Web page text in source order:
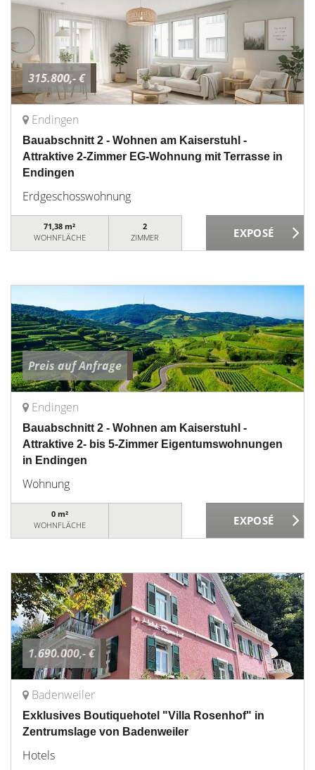
315.800,- €
Endingen
Bauabschnitt 2 - Wohnen am Kaiserstuhl -
Attraktive 2-Zimmer EG-Wohnung mit Terrasse in
Endingen
Erdgeschosswohnung
71,38 m²
WOHNFLÄCHE
2
ZIMMER
Preis auf Anfrage
Endingen
Bauabschnitt 2 - Wohnen am Kaiserstuhl -
Attraktive 2- bis 5-Zimmer Eigentumswohnungen
in Endingen
Wohnung
0 m²
WOHNFLÄCHE
1.690.000,- €
Badenweiler
Exklusives Boutiquehotel "Villa Rosenhof" in
Zentrumslage von Badenweiler
Hotels